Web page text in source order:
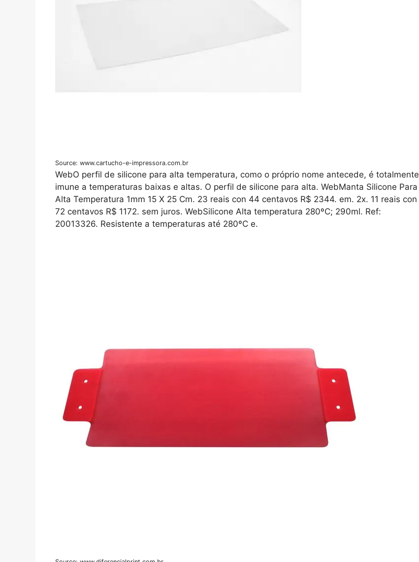
Source: www.cartucho-e-impressora.com.br
WebO perfil de silicone para alta temperatura, como o próprio nome antecede, é totalmente
imune a temperaturas baixas e altas. O perfil de silicone para alta. WebManta Silicone Para
Alta Temperatura 1mm 15 X 25 Cm. 23 reais con 44 centavos R$ 2344. em. 2x. 11 reais con
72 centavos R$ 1172. sem juros. WebSilicone Alta temperatura 280ºC; 290ml. Ref:
20013326. Resistente a temperaturas até 280ºC e.